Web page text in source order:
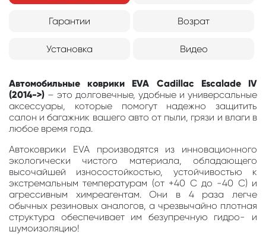
Гарантии Возрат
Установка Видео
Автомобильные коврики EVA Cadillac Escalade IV
(2014->) – это долговечные, удобные и универсальные
аксессуары, которые помогут надежно защитить
салон и багажник вашего авто от пыли, грязи и влаги в
любое время года.
Автоковрики EVA производятся из инновационного
экологически чистого материала, обладающего
высочайшей износостойкостью, устойчивостью к
экстремальным температурам (от +40 С до -40 С) и
агрессивным химреагентам. Они в 4 раза легче
обычных резиновых аналогов, а чрезвычайно плотная
структура обеспечивает им безупречную гидро- и
шумоизоляцию!